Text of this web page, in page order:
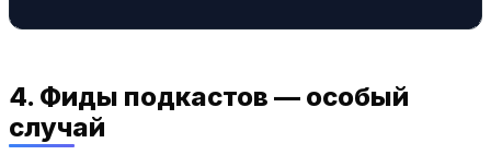
4. Фиды подкастов — особый
случай